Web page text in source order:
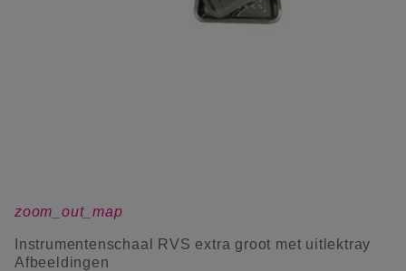
zoom_out_map
Instrumentenschaal RVS extra groot met uitlektray
Afbeeldingen